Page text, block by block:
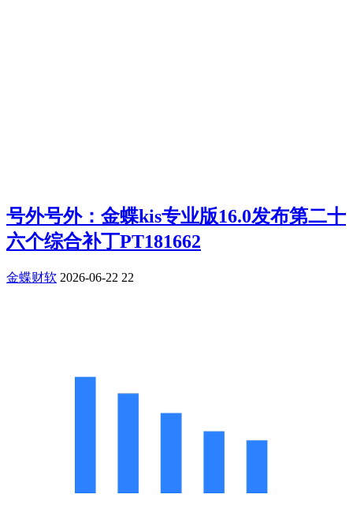
号外号外：金蝶kis专业版16.0发布第二十
六个综合补丁PT181662
金蝶财软 2026-06-22 22